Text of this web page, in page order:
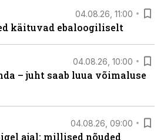
04.08.26, 11:00
käituvad ebaloogiliselt
04.08.26, 10:00
– juht saab luua võimaluse
04.08.26, 09:00
ajal: millised nõuded